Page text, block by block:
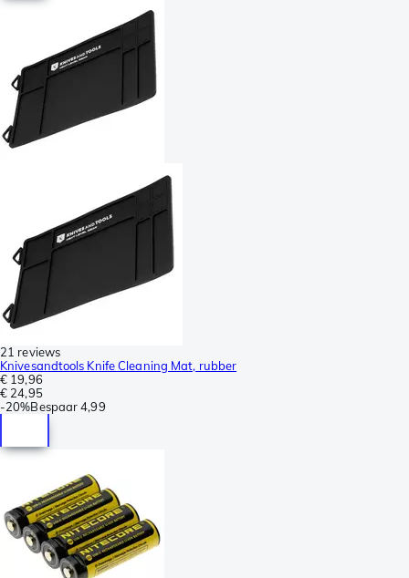
21 reviews
Knivesandtools Knife Cleaning Mat, rubber
€ 19,96
€ 24,95
-20%Bespaar 4,99